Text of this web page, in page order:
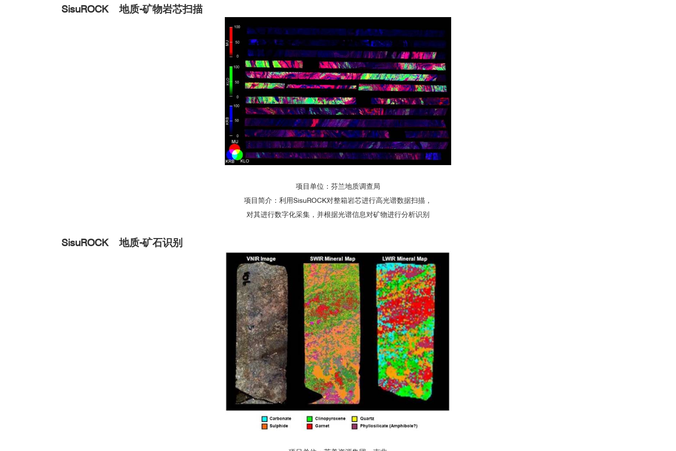
SisuROCK地质-矿物岩芯扫描
项目单位：芬兰地质调查局
项目简介：利用SisuROCK对整箱岩芯进行高光谱数据扫描，
对其进行数字化采集，并根据光谱信息对矿物进行分析识别
SisuROCK地质-矿石识别
层状硅酸盐phyllosilicates
绿泥石
Chlorite
斜绿泥石
Clinochlore
无法判断
粘土矿物
Clay Minerals
伊利石
Illite
无法判断
高岭石
Kaolinite
无法判断
架状硅酸盐tectosilicates
长石
Feldspar
正长石
Orthoclase
无法判断
纳长石
Albite
无法判断
氧化硅
Silica
Quartz
方解石
方解石
无法判断
Dolomite
Dolomite
氢氧化物
hydroxides
三水铝石
Gibbsite
无法判断
硫酸盐
sulphates
明矾石
Alunite
明矾石
Alunite
中等
石膏
Gypsum
无法判断
硼酸盐
Borates
硼砂
Borax
无法判断
卤化物
Halides
氯化物
Chlorides
岩盐
无法判断
磷酸盐
磷灰石
磷灰石